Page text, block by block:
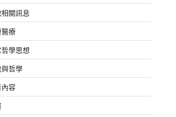
關訊息
療
學思想
哲學
容